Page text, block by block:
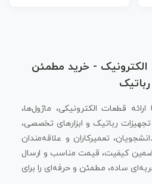
الکترونیک - خرید مطمئن
قطعات الکترونیکی، ماژول‌ها،
رباتیک و ابزارهای تخصصی،
تعمیرکاران و علاقه‌مندان
کیفیت، قیمت مناسب و ارسال
ساده، مطمئن و حرفه‌ای را برای